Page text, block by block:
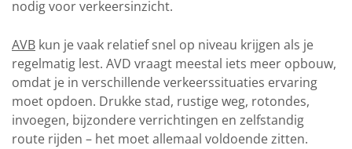
nodig voor verkeersinzicht.
AVB kun je vaak relatief snel op niveau krijgen als je
regelmatig lest. AVD vraagt meestal iets meer opbouw,
omdat je in verschillende verkeerssituaties ervaring
moet opdoen. Drukke stad, rustige weg, rotondes,
invoegen, bijzondere verrichtingen en zelfstandig
route rijden – het moet allemaal voldoende zitten.